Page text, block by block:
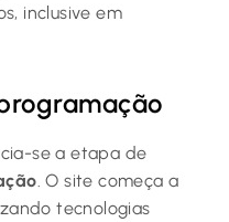
inclusive em
se a etapa de
. O site começa a
tecnologias